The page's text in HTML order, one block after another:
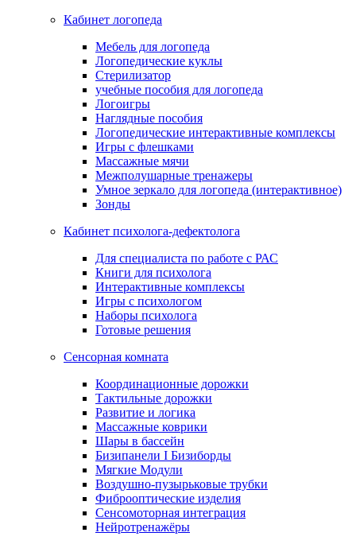
Кабинет логопеда
Мебель для логопеда
Логопедические куклы
Стерилизатор
учебные пособия для логопеда
Логоигры
Наглядные пособия
Логопедические интерактивные комплексы
Игры с флешками
Массажные мячи
Межполушарные тренажеры
Умное зеркало для логопеда (интерактивное)
Зонды
Кабинет психолога-дефектолога
Для специалиста по работе с РАС
Книги для психолога
Интерактивные комплексы
Игры с психологом
Наборы психолога
Готовые решения
Сенсорная комната
Координационные дорожки
Тактильные дорожки
Развитие и логика
Массажные коврики
Шары в бассейн
Бизипанели I Бизиборды
Мягкие Модули
Воздушно-пузырьковые трубки
Фиброоптические изделия
Сенсомоторная интеграция
Нейротренажёры